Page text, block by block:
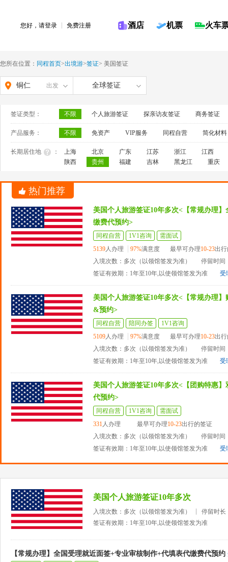
您好，请登录 免费注册 酒店 机票 火车
您所在位置： 同程首页>出境游>签证> 美国签证
铜仁 出发 全球签证
签证类型： 不限 个人旅游签证 探亲访友签证 商务签证
产品服务： 不限 免资产 VIP服务 同程自营 简化材料
长期居住地 ： 上海 北京 广东 江苏 浙江
江西
陕西
贵州 福建 吉林 黑龙江 重庆
热门推荐
美国个人旅游签证10年多次<【常规办理
缴费代预约>
同程自营 1V1咨询
需面试
5139人办理 97%满意度 最早可办理10-23出
入境次数：多次（以领馆签发为准）
停留时间
签证有效期：1年至10年,以使领馆签发为准
受
美国个人旅游签证10年多次<【常规办理
&预约>
同程自营 陪同办签
1V1咨询
5109人办理 97%满意度 最早可办理10-23出
入境次数：多次（以领馆签发为准）
停留时间
签证有效期：1年至10年,以使领馆签发为准
受
美国个人旅游签证10年多次<【团购特惠
代预约>
同程自营 1V1咨询
需面试
331人办理 最早可办理10-23出行的签证
入境次数：多次（以领馆签发为准）
停留时间
签证有效期：1年至10年,以使领馆签发为准
受
美国个人旅游签证10年多次
入境次数：多次（以领馆签发为准）
停留时长
签证有效期：1年至10年,以使领馆签发为准
【常规办理】全国受理就近面签+专业审核制作+代填表代缴费代预约